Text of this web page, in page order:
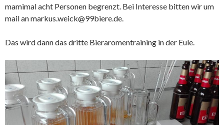
mamimal acht Personen begrenzt. Bei Interesse bitten wir um
mail an markus.weick@99biere.de.
Das wird dann das dritte Bieraromentraining in der Eule.